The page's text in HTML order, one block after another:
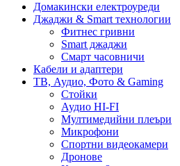
Домакински електроуреди
Джаджи & Smart технологии
Фитнес гривни
Smart джаджи
Смарт часовничи
Кабели и адаптери
ТВ, Аудио, Фото & Gaming
Стойки
Аудио HI-FI
Мултимедийни плеъри
Микрофони
Спортни видеокамери
Дронове